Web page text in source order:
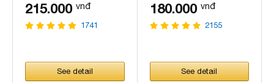
215.000 vnđ
1741
See detail
180.000 vnđ
2155
See detail